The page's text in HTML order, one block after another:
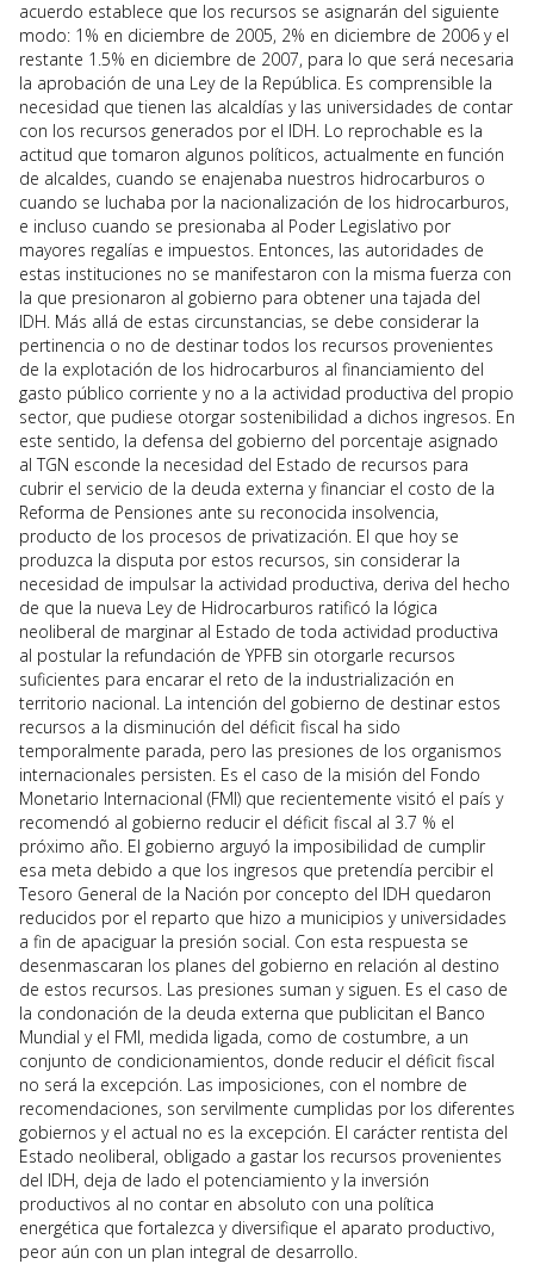
acuerdo establece que los recursos se asignarán del siguiente
modo: 1% en diciembre de 2005, 2% en diciembre de 2006 y el
restante 1.5% en diciembre de 2007, para lo que será necesaria
la aprobación de una Ley de la República. Es comprensible la
necesidad que tienen las alcaldías y las universidades de contar
con los recursos generados por el IDH. Lo reprochable es la
actitud que tomaron algunos políticos, actualmente en función
de alcaldes, cuando se enajenaba nuestros hidrocarburos o
cuando se luchaba por la nacionalización de los hidrocarburos,
e incluso cuando se presionaba al Poder Legislativo por
mayores regalías e impuestos. Entonces, las autoridades de
estas instituciones no se manifestaron con la misma fuerza con
la que presionaron al gobierno para obtener una tajada del
IDH. Más allá de estas circunstancias, se debe considerar la
pertinencia o no de destinar todos los recursos provenientes
de la explotación de los hidrocarburos al financiamiento del
gasto público corriente y no a la actividad productiva del propio
sector, que pudiese otorgar sostenibilidad a dichos ingresos. En
este sentido, la defensa del gobierno del porcentaje asignado
al TGN esconde la necesidad del Estado de recursos para
cubrir el servicio de la deuda externa y financiar el costo de la
Reforma de Pensiones ante su reconocida insolvencia,
producto de los procesos de privatización. El que hoy se
produzca la disputa por estos recursos, sin considerar la
necesidad de impulsar la actividad productiva, deriva del hecho
de que la nueva Ley de Hidrocarburos ratificó la lógica
neoliberal de marginar al Estado de toda actividad productiva
al postular la refundación de YPFB sin otorgarle recursos
suficientes para encarar el reto de la industrialización en
territorio nacional. La intención del gobierno de destinar estos
recursos a la disminución del déficit fiscal ha sido
temporalmente parada, pero las presiones de los organismos
internacionales persisten. Es el caso de la misión del Fondo
Monetario Internacional (FMI) que recientemente visitó el país y
recomendó al gobierno reducir el déficit fiscal al 3.7 % el
próximo año. El gobierno arguyó la imposibilidad de cumplir
esa meta debido a que los ingresos que pretendía percibir el
Tesoro General de la Nación por concepto del IDH quedaron
reducidos por el reparto que hizo a municipios y universidades
a fin de apaciguar la presión social. Con esta respuesta se
desenmascaran los planes del gobierno en relación al destino
de estos recursos. Las presiones suman y siguen. Es el caso de
la condonación de la deuda externa que publicitan el Banco
Mundial y el FMI, medida ligada, como de costumbre, a un
conjunto de condicionamientos, donde reducir el déficit fiscal
no será la excepción. Las imposiciones, con el nombre de
recomendaciones, son servilmente cumplidas por los diferentes
gobiernos y el actual no es la excepción. El carácter rentista del
Estado neoliberal, obligado a gastar los recursos provenientes
del IDH, deja de lado el potenciamiento y la inversión
productivos al no contar en absoluto con una política
energética que fortalezca y diversifique el aparato productivo,
peor aún con un plan integral de desarrollo.